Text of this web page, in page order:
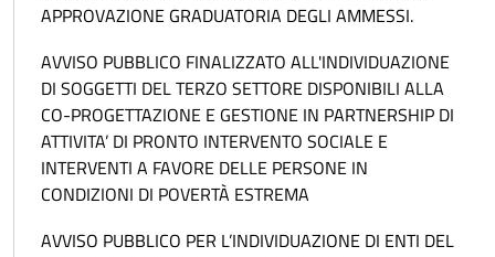
APPROVAZIONE GRADUATORIA DEGLI AMMESSI.
AVVISO PUBBLICO FINALIZZATO ALL'INDIVIDUAZIONE
DI SOGGETTI DEL TERZO SETTORE DISPONIBILI ALLA
CO-PROGETTAZIONE E GESTIONE IN PARTNERSHIP DI
ATTIVITA’ DI PRONTO INTERVENTO SOCIALE E
INTERVENTI A FAVORE DELLE PERSONE IN
CONDIZIONI DI POVERTÀ ESTREMA
AVVISO PUBBLICO PER L’INDIVIDUAZIONE DI ENTI DEL